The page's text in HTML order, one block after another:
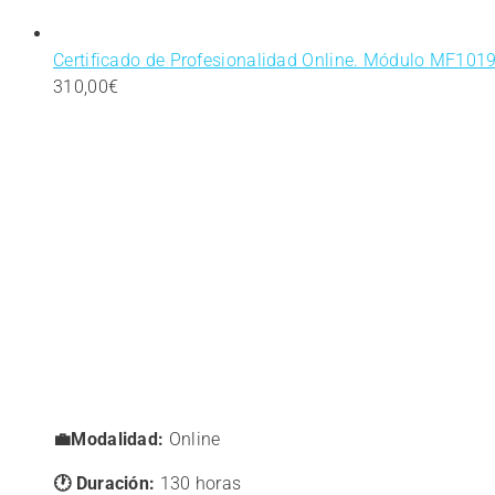
Certificado de Profesionalidad Online. Módulo
310,00€
💼Modalidad: Online
🕐 Duración: 130 horas